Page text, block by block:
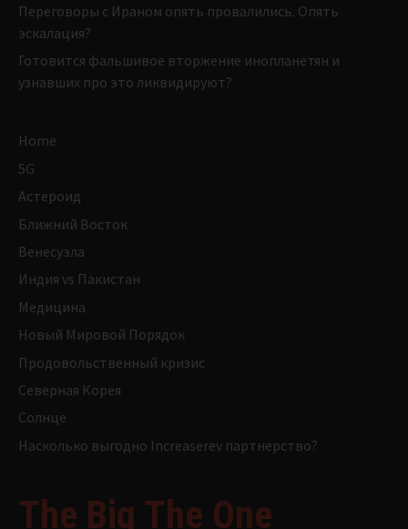
Переговоры с Ираном опять провалились. Опять
эскалация?
Готовится фальшивое вторжение инопланетян и
узнавших про это ликвидируют?
Home
5G
Астероид
Ближний Восток
Венесуэла
Индия vs Пакистан
Медицина
Новый Мировой Порядок
Продовольственный кризис
Северная Корея
Солнце
Насколько выгодно Increaserev партнерство?
The Big The One